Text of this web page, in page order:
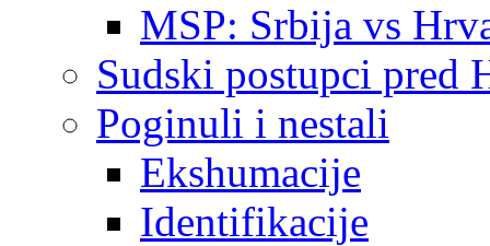
MSP: Srbija vs
Sudski postupci pred
Poginuli i nestali
Ekshumacije
Identifikacije